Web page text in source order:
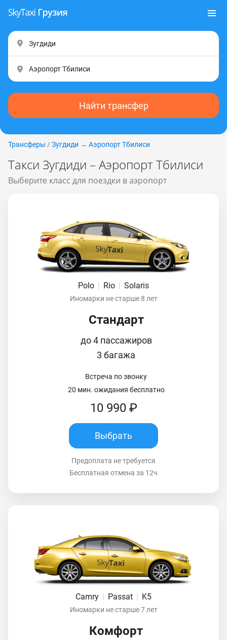
Найти трансфер
Трансферы / Зугдиди → Аэропорт Тбилиси
Такси Зугдиди – Аэропорт Тбилиси
Выберите класс для поездки в аэропорт
Polo | Rio | Solaris
Иномарки не старше 8 лет
Стандарт
до 4 пассажиров
3 багажа
Встреча по звонку
20 мин. ожидания бесплатно
10 990 ₽
Выбрать
Предоплата не требуется
Бесплатная отмена за 12ч
Camry Passat K5
Иномарки не старше 7 лет
Комфорт